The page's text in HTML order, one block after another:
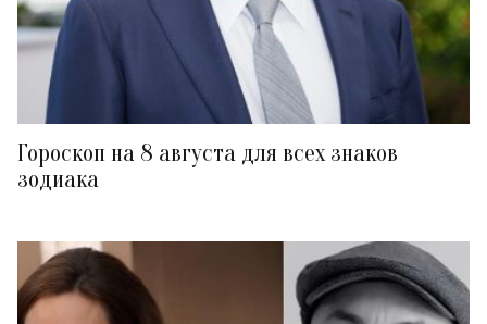
Гороскоп на 8 августа для всех знаков
зодиака